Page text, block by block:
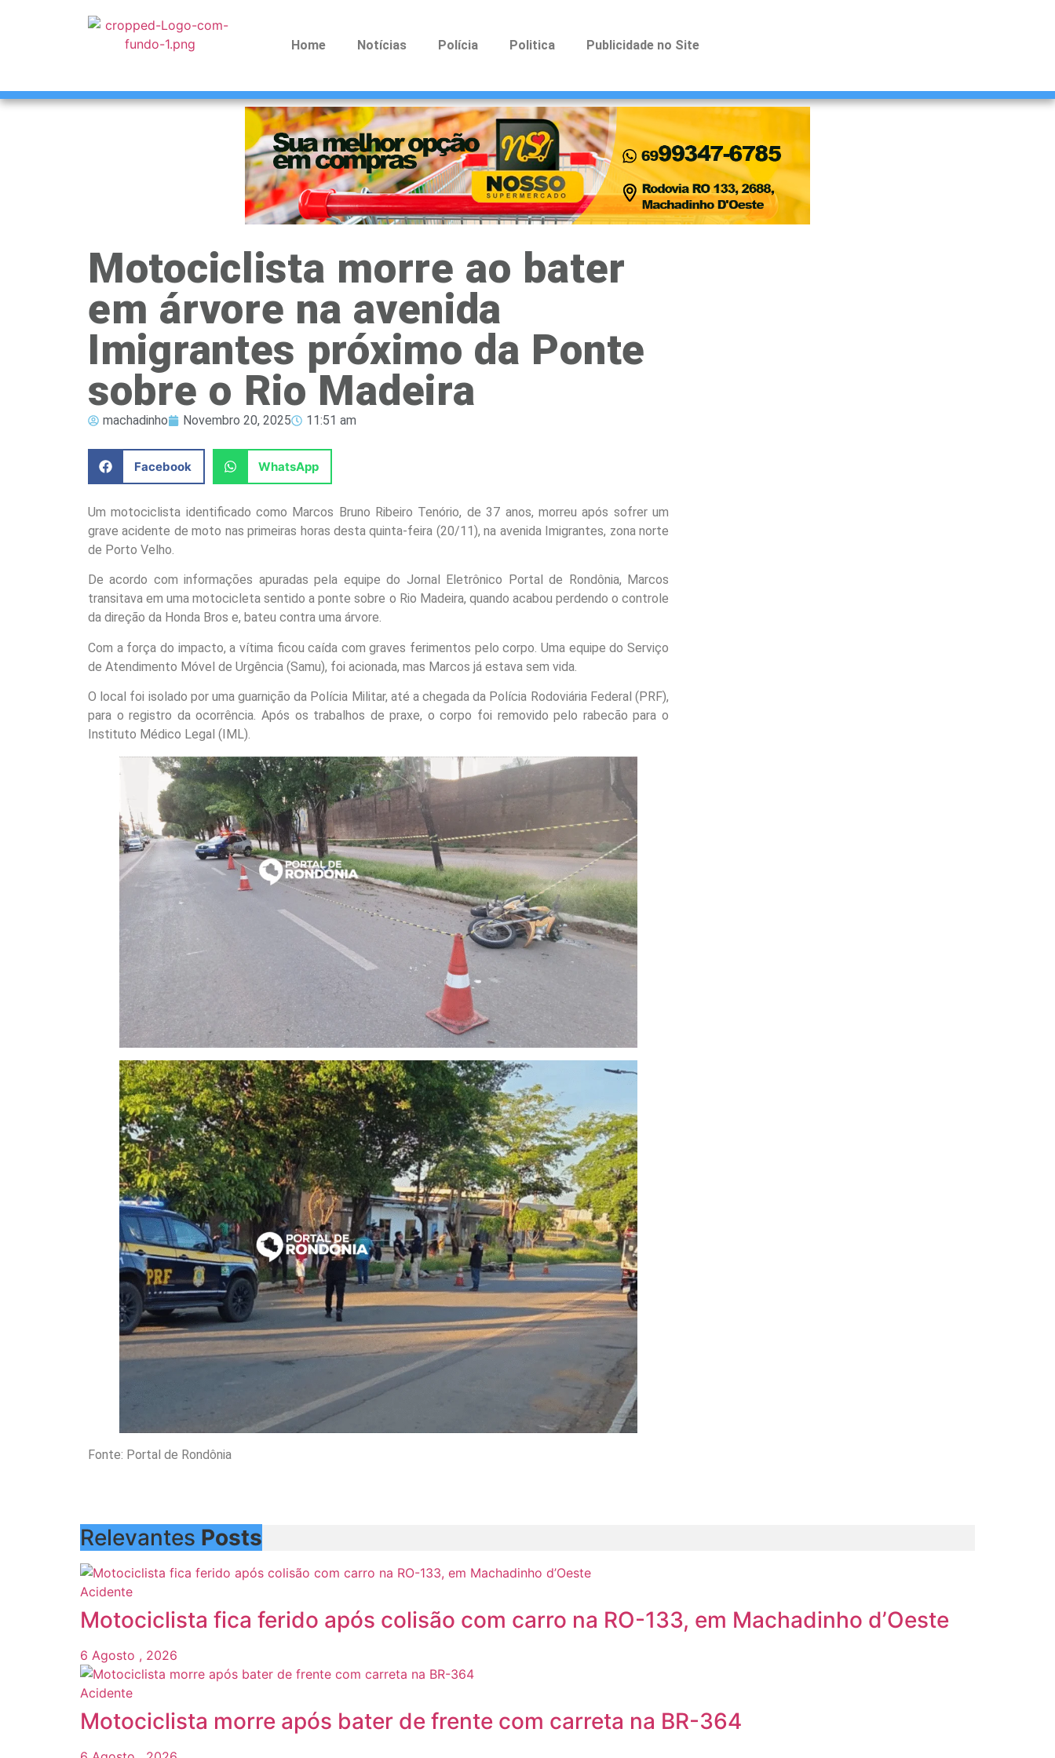
Home Notícias Polícia Politica Publicidade no Site
Motociclista morre ao bater
em árvore na avenida
Imigrantes próximo da Ponte
sobre o Rio Madeira
machadinho Novembro 20, 2025 11:51 am
Facebook WhatsApp
Um motociclista identificado como Marcos Bruno Ribeiro Tenório, de 37 anos, morreu após sofrer um
grave acidente de moto nas primeiras horas desta quinta-feira (20/11), na avenida Imigrantes, zona norte
de Porto Velho.
De acordo com informações apuradas pela equipe do Jornal Eletrônico Portal de Rondônia, Marcos
transitava em uma motocicleta sentido a ponte sobre o Rio Madeira, quando acabou perdendo o controle
da direção da Honda Bros e, bateu contra uma árvore.
Com a força do impacto, a vítima ficou caída com graves ferimentos pelo corpo. Uma equipe do Serviço
de Atendimento Móvel de Urgência (Samu), foi acionada, mas Marcos já estava sem vida.
O local foi isolado por uma guarnição da Polícia Militar, até a chegada da Polícia Rodoviária Federal (PRF),
para o registro da ocorrência. Após os trabalhos de praxe, o corpo foi removido pelo rabecão para o
Instituto Médico Legal (IML).
Fonte: Portal de Rondônia
Relevantes Posts
Acidente
Motociclista fica ferido após colisão com carro na RO-133, em Machadinho d’Oeste
6 Agosto , 2026
Acidente
Motociclista morre após bater de frente com carreta na BR-364